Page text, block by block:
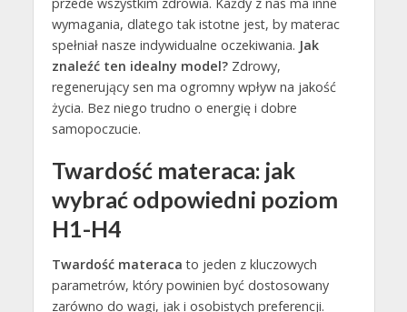
wymagania, dlatego tak istotne jest, by materac
spełniał nasze indywidualne oczekiwania. Jak
znaleźć ten idealny model?Zdrowy,
regenerujący sen ma ogromny wpływ na jakość
życia. Bez niego trudno o energię i dobre
samopoczucie.
Twardość materaca: jak
wybrać odpowiedni poziom
H1-H4
Twardość materaca to jeden z kluczowych
parametrów, który powinien być dostosowany
zarówno do wagi, jak i osobistych preferencji.